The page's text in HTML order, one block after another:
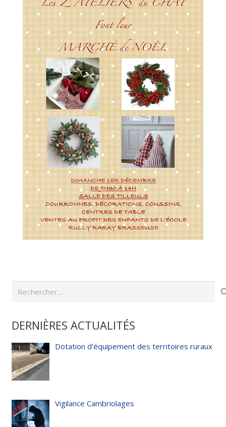
Rechercher :
DERNIÈRES ACTUALITÉS
Dotation d’équipement des territoires ruraux
Vigilance Cambriolages